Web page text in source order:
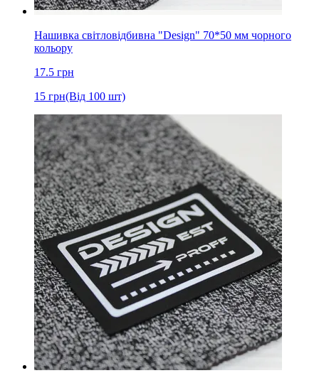
Нашивка світловідбивна "Design" 70*50 мм чорного
кольору
17.5 грн
15 грн(Від 100 шт)